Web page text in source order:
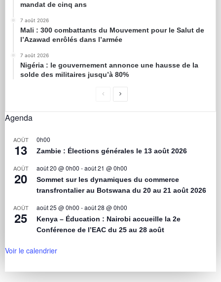
mandat de cinq ans
7 août 2026
Mali : 300 combattants du Mouvement pour le Salut de
l’Azawad enrôlés dans l’armée
7 août 2026
Nigéria : le gouvernement annonce une hausse de la
solde des militaires jusqu’à 80%
Agenda
AOÛT
13
0h00
Zambie : Élections générales le 13 août 2026
AOÛT
20
août 20 @ 0h00 -août 21 @ 0h00
Sommet sur les dynamiques du commerce
transfrontalier au Botswana du 20 au 21 août 2026
AOÛT
25
août 25 @ 0h00 -août 28 @ 0h00
Kenya – Éducation : Nairobi accueille la 2e
Conférence de l’EAC du 25 au 28 août
Voir le calendrier